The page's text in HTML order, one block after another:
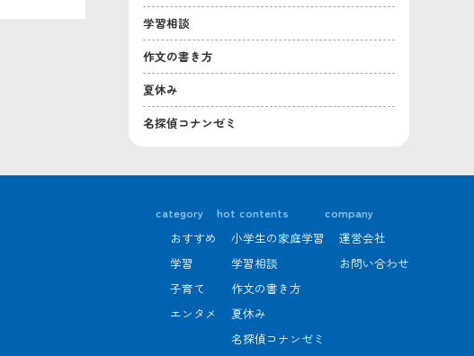
学習相談
作文の書き方
夏休み
名探偵コナンゼミ
category
おすすめ
学習
子育て
エンタメ
hot contents
小学生の家庭学習
学習相談
作文の書き方
夏休み
名探偵コナンゼミ
company
運営会社
お問い合わせ